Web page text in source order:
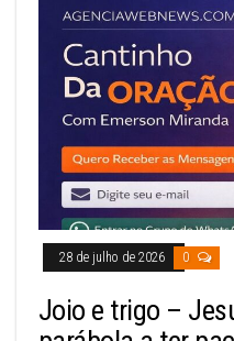
28 de julho de 2026 0
Joio e trigo –